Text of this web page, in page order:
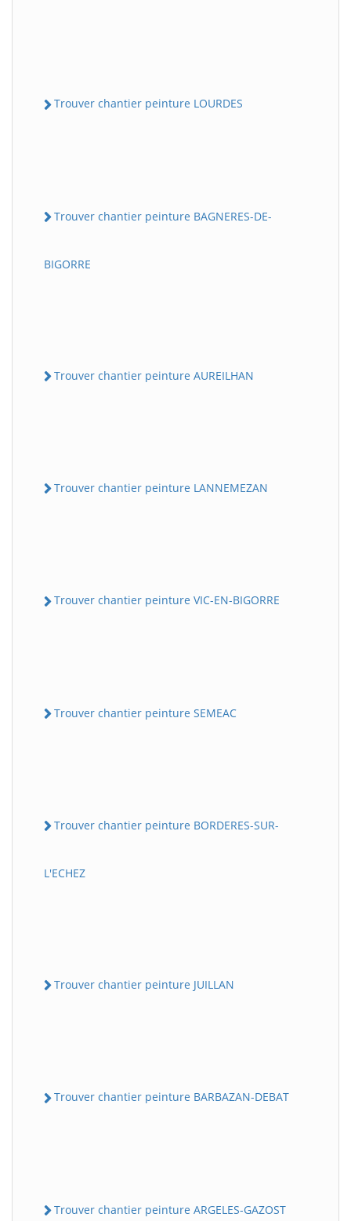
Trouver chantier peinture LOURDES
Trouver chantier peinture BAGNERES-DE-
BIGORRE
Trouver chantier peinture AUREILHAN
Trouver chantier peinture LANNEMEZAN
Trouver chantier peinture VIC-EN-BIGORRE
Trouver chantier peinture SEMEAC
Trouver chantier peinture BORDERES-SUR-
L'ECHEZ
Trouver chantier peinture JUILLAN
Trouver chantier peinture BARBAZAN-DEBAT
Trouver chantier peinture ARGELES-GAZOST